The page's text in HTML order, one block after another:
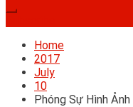
Home
2017
July
10
Phóng Sự Hình